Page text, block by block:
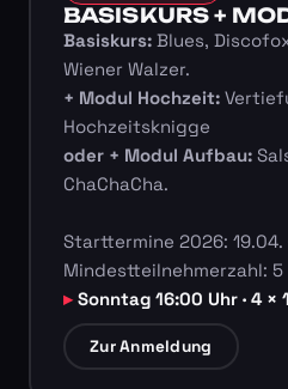
BASISKURS +
Basiskurs:Blues,
Wiener Walzer.
+ Modul Hochzeit:
Hochzeitsknigge
oder + Modul Aufbau:
ChaChaCha.
Starttermine 2026: 19.04. ·
Mindestteilnehmerzahl: 5
Sonntag 16:00 Uhr · 4 ×
Zur Anmeldung